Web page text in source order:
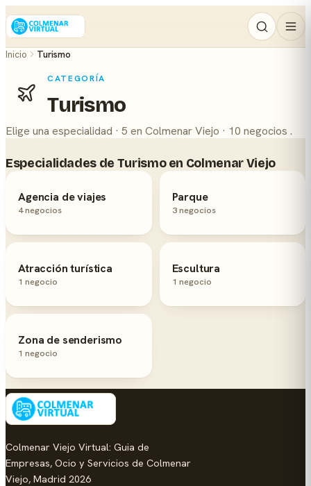
Inicio Turismo
CATEGORÍA
Turismo
Elige una especialidad · 5 en Colmenar Viejo · 10 negocios .
Especialidades de Turismo en Colmenar Viejo
Agencia de viajes
4 negocios
Parque
3 negocios
Atracción turística
1 negocio
Escultura
1 negocio
Zona de senderismo
1 negocio
Colmenar Viejo Virtual: Guia de
Empresas, Ocio y Servicios de Colmenar
Viejo, Madrid 2026